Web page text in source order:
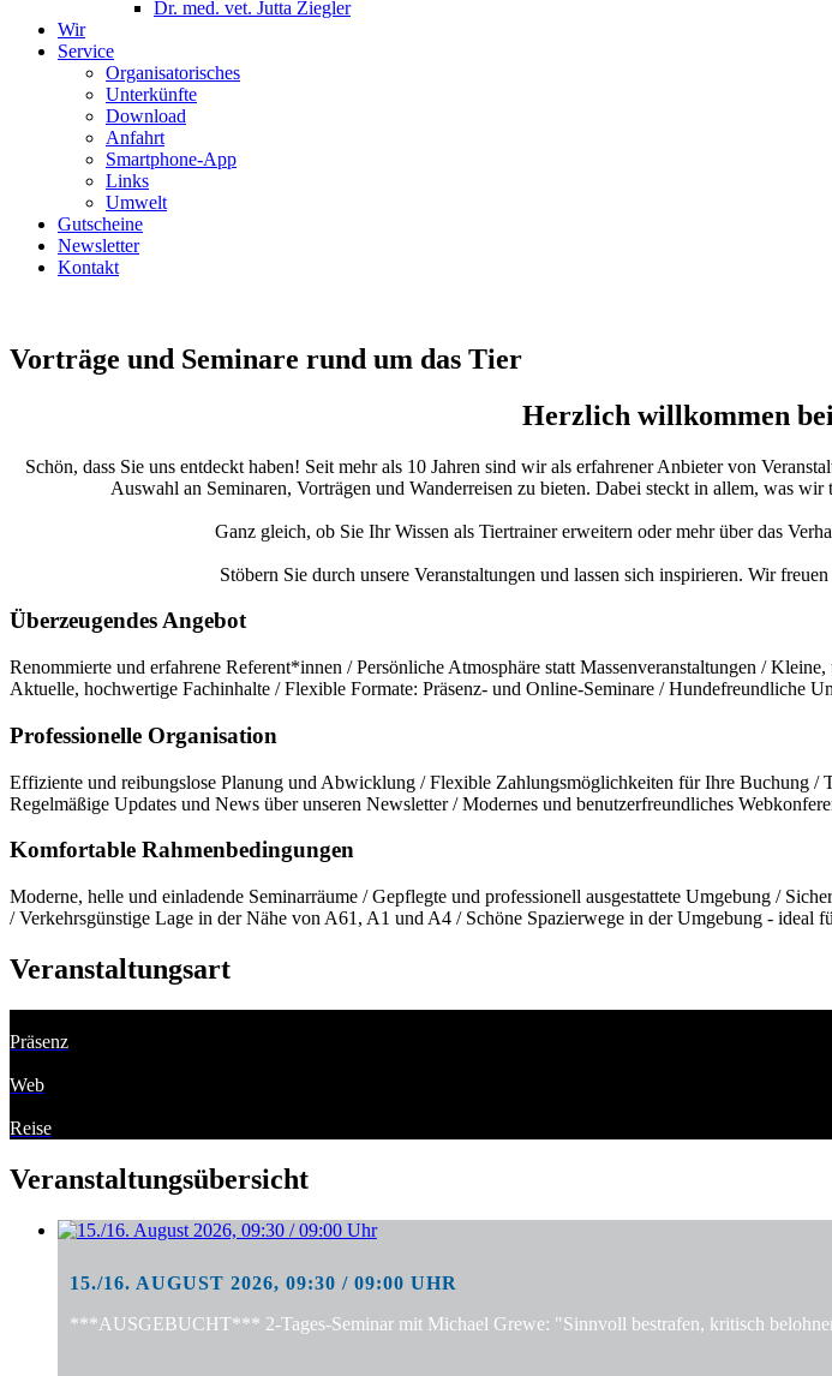
Dr. med. vet. Jutta Ziegler
Wir
Service
Organisatorisches
Unterkünfte
Download
Anfahrt
Smartphone-App
Links
Umwelt
Gutscheine
Newsletter
Kontakt
Vorträge und Seminare rund um das Tier
Herzlich willkommen
Schön, dass Sie uns entdeckt haben! Seit mehr als 10 Jahren sind wir als erfahrener Anbieter von
Auswahl an Seminaren, Vorträgen und Wanderreisen zu bieten. Dabei steckt in allem, was
Ganz gleich, ob Sie Ihr Wissen als Tiertrainer erweitern oder mehr über das
Stöbern Sie durch unsere Veranstaltungen und lassen sich inspirieren. Wir
Überzeugendes Angebot
Renommierte und erfahrene Referent*innen / Persönliche Atmosphäre statt Massenveranstaltungen /
Aktuelle, hochwertige Fachinhalte / Flexible Formate: Präsenz- und Online-Seminare / Hundefreundliche
Professionelle Organisation
Effiziente und reibungslose Planung und Abwicklung / Flexible Zahlungsmöglichkeiten für Ihre Buchung
Regelmäßige Updates und News über unseren Newsletter / Modernes und benutzerfreundliches
Komfortable Rahmenbedingungen
Moderne, helle und einladende Seminarräume / Gepflegte und professionell ausgestattete Umgebung /
/ Verkehrsgünstige Lage in der Nähe von A61, A1 und A4 / Schöne Spazierwege in der Umgebung - ideal
Veranstaltungsart
Präsenz
Web
Reise
Veranstaltungsübersicht
15./16. AUGUST 2026, 09:30 / 09:00 UHR
***AUSGEBUCHT*** 2-Tages-Seminar mit Michael Grewe: "Sinnvoll bestrafen, kritisch